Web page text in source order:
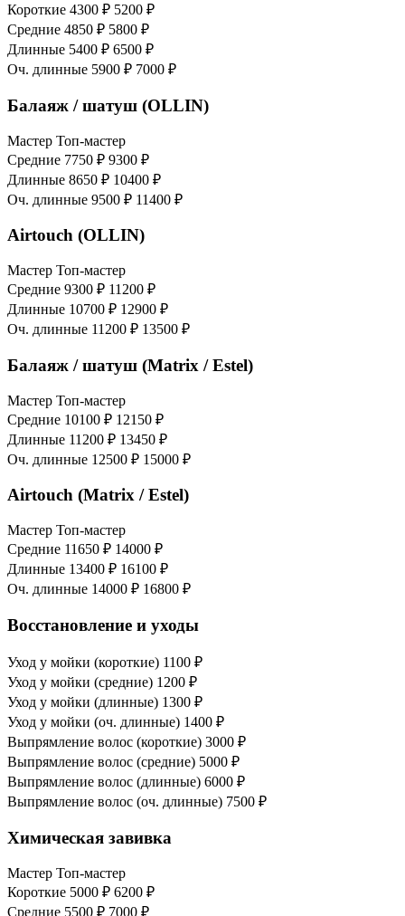
Короткие 4300 ₽ 5200 ₽
Средние 4850 ₽ 5800 ₽
Длинные 5400 ₽ 6500 ₽
Оч. длинные 5900 ₽ 7000 ₽
Балаяж / шатуш (OLLIN)
Мастер Топ-мастер
Средние 7750 ₽ 9300 ₽
Длинные 8650 ₽ 10400 ₽
Оч. длинные 9500 ₽ 11400 ₽
Airtouch (OLLIN)
Мастер Топ-мастер
Средние 9300 ₽ 11200 ₽
Длинные 10700 ₽ 12900 ₽
Оч. длинные 11200 ₽ 13500 ₽
Балаяж / шатуш (Matrix / Estel)
Мастер Топ-мастер
Средние 10100 ₽ 12150 ₽
Длинные 11200 ₽ 13450 ₽
Оч. длинные 12500 ₽ 15000 ₽
Airtouch (Matrix / Estel)
Мастер Топ-мастер
Средние 11650 ₽ 14000 ₽
Длинные 13400 ₽ 16100 ₽
Оч. длинные 14000 ₽ 16800 ₽
Восстановление и уходы
Уход у мойки (короткие) 1100 ₽
Уход у мойки (средние) 1200 ₽
Уход у мойки (длинные) 1300 ₽
Уход у мойки (оч. длинные) 1400 ₽
Выпрямление волос (короткие) 3000 ₽
Выпрямление волос (средние) 5000 ₽
Выпрямление волос (длинные) 6000 ₽
Выпрямление волос (оч. длинные) 7500 ₽
Химическая завивка
Мастер Топ-мастер
Короткие 5000 ₽ 6200 ₽
Средние 5500 ₽ 7000 ₽